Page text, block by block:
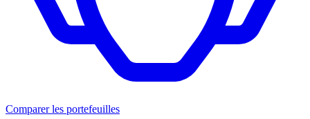
Comparer les portefeuilles